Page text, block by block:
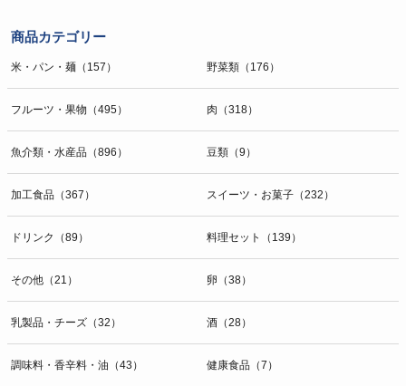
商品カテゴリー
米・パン・麺（157） 野菜類（176）
フルーツ・果物（495） 肉（318）
魚介類・水産品（896） 豆類（9）
加工食品（367） スイーツ・お菓子（232）
ドリンク（89） 料理セット（139）
その他（21） 卵（38）
乳製品・チーズ（32） 酒（28）
調味料・香辛料・油（43） 健康食品（7）